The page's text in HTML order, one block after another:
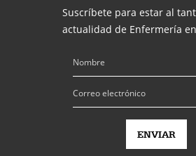
Suscríbete para estar al
actualidad de Enfermería